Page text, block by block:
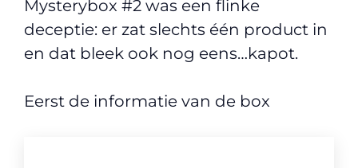
Mysterybox #2 was een flinke
deceptie: er zat slechts één product in
en dat bleek ook nog eens…kapot.
Eerst de informatie van de box